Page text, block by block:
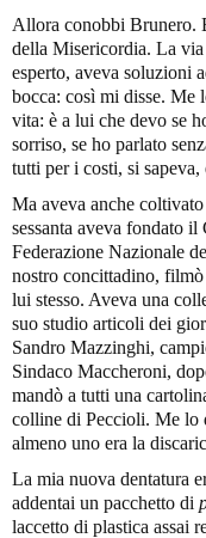
Allora conobbi Brunero.
della Misericordia. La via
esperto, aveva soluzioni
bocca: così mi disse.
vita: è a lui che devo se
sorriso, se ho parlato
tutti per i costi, si sapeva,
Ma aveva anche
sessanta aveva fondato
Federazione Nazionale
nostro concittadino,
lui stesso. Aveva una
suo studio articoli dei
Sandro Mazzinghi,
Sindaco Maccheroni,
mandò a tutti una
colline di Peccioli. Me lo
almeno uno era la
La mia nuova dentatura
addentai un pacchetto di
laccetto di plastica assai